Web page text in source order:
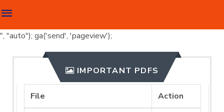
", "auto"); ga('send', 'pageview');
IMPORTANT PDFS
File Action